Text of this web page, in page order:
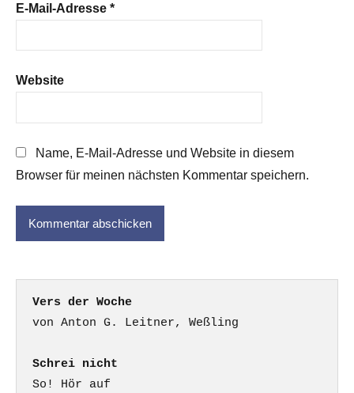
E-Mail-Adresse *
Website
Name, E-Mail-Adresse und Website in diesem
Browser für meinen nächsten Kommentar speichern.
Vers der Woche
Schrei nicht
So! Hör auf